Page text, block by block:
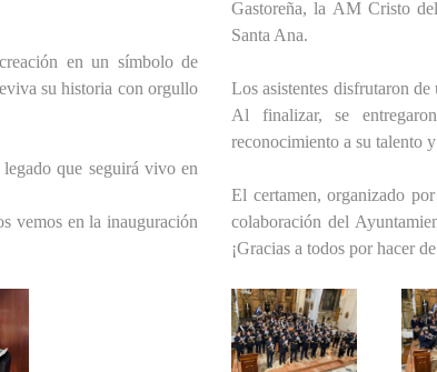
en un símbolo de
su historia con orgullo
que seguirá vivo en
vemos en la inauguración
Gastoreña, la AM Cristo
Santa Ana.
Los asistentes disfrutaron
Al finalizar, se
reconocimiento a su talento
El certamen, organizado
colaboración del
¡Gracias a todos por hacer